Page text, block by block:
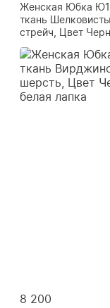
Женская Юбка
ткань
стрейч, Цвет
8 200